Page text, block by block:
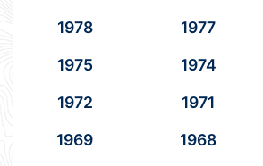
1978
1977
1975
1974
1972
1971
1969
1968